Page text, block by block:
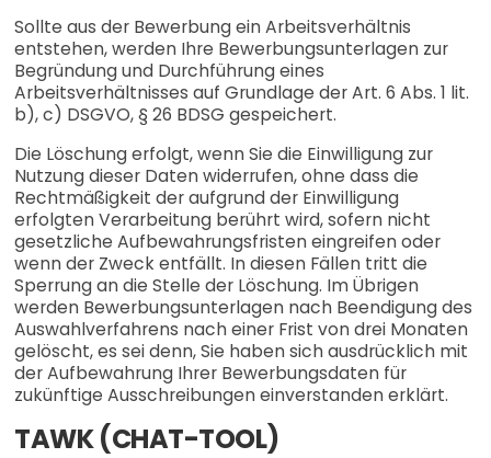
Sollte aus der Bewerbung ein Arbeitsverhältnis
entstehen, werden Ihre Bewerbungsunterlagen zur
Begründung und Durchführung eines
Arbeitsverhältnisses auf Grundlage der Art. 6 Abs. 1 lit.
b), c) DSGVO, § 26 BDSG gespeichert.
Die Löschung erfolgt, wenn Sie die Einwilligung zur
Nutzung dieser Daten widerrufen, ohne dass die
Rechtmäßigkeit der aufgrund der Einwilligung
erfolgten Verarbeitung berührt wird, sofern nicht
gesetzliche Aufbewahrungsfristen eingreifen oder
wenn der Zweck entfällt. In diesen Fällen tritt die
Sperrung an die Stelle der Löschung. Im Übrigen
werden Bewerbungsunterlagen nach Beendigung des
Auswahlverfahrens nach einer Frist von drei Monaten
gelöscht, es sei denn, Sie haben sich ausdrücklich mit
der Aufbewahrung Ihrer Bewerbungsdaten für
zukünftige Ausschreibungen einverstanden erklärt.
TAWK (CHAT-TOOL)